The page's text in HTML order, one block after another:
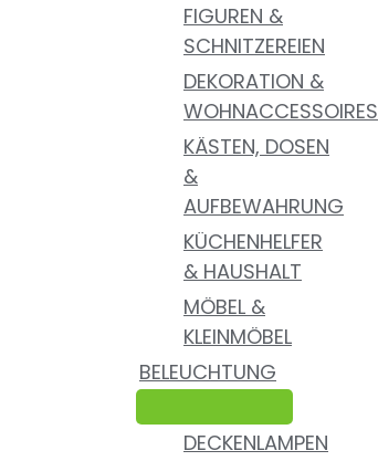
FIGUREN &
SCHNITZEREIEN
DEKORATION &
WOHNACCESSOIRES
KÄSTEN, DOSEN
&
AUFBEWAHRUNG
KÜCHENHELFER
& HAUSHALT
MÖBEL &
KLEINMÖBEL
BELEUCHTUNG
DECKENLAMPEN